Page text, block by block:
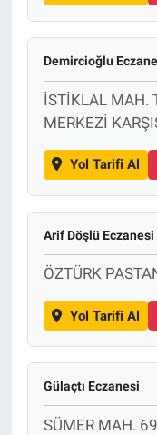
Demircioğlu
İSTİKLAL MAH.
MERKEZİ
Yol Tarifi Al
Arif Döşlü Eczanesi
ÖZTÜRK
Yol Tarifi Al
Gülaçtı Eczanesi
SÜMER MAH.